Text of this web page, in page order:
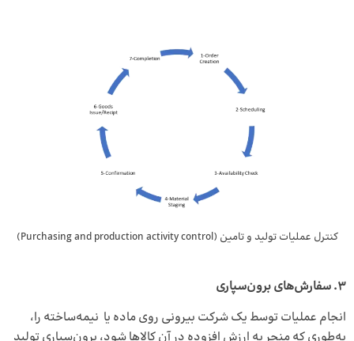
کنترل عملیات تولید و تامین (Purchasing and production activity control)
3. سفارش‌های برون‌سپاری
انجام عملیات توسط یک شرکت بیرونی روی ماده یا نیمه‌ساخته را،
به‌طوری که منجر به ارزش افزوده در آن کالاها شود، برون‌سپاری تولید